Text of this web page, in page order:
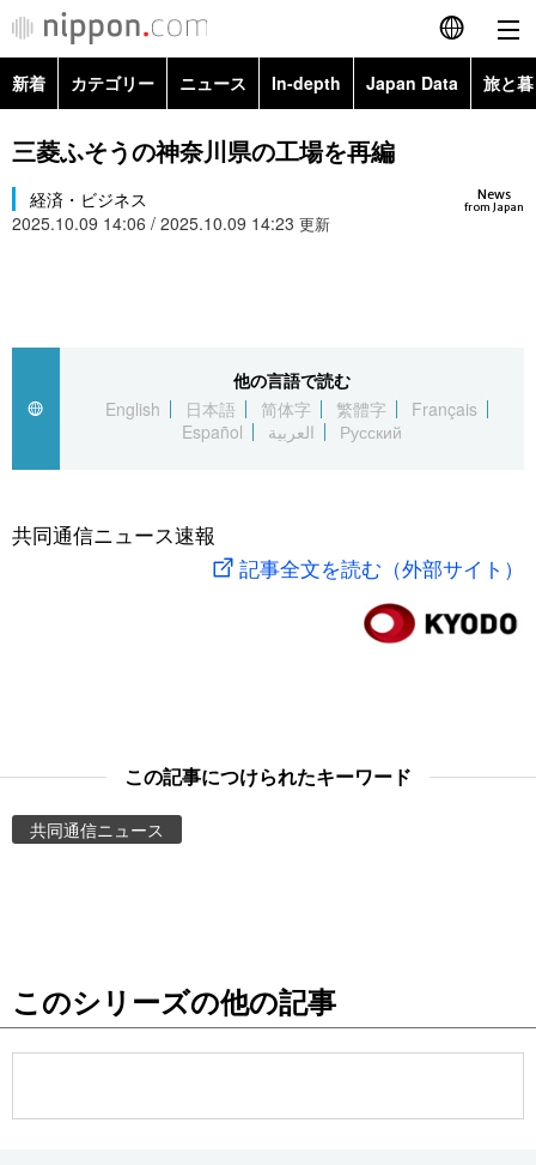
English
简体字
カテゴリー
スポーツ・東京2020
Topics
Images
お知らせ
公式SNS
新着 カテゴリー ニュース In-depth Japan Data 旅と
政治・外交
経済・ビジネス Images
三菱ふそうの神奈川県の工場を再編
News
from Japan
経済・ビジネス
2025.10.09 14:06 / 2025.10.09 14:23 更新
他の言語で読む
English
日本語 简体字 繁體字
Français
Español
العربية Русский
共同通信ニュース速報
記事全文を読む（外部サイト）
この記事につけられたキーワード
共同通信ニュース
このシリーズの他の記事